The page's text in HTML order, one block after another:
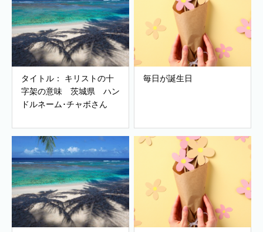
タイトル： キリストの十
字架の意味 茨城県 ハン
ドルネーム･チャボさん
毎日が誕生日